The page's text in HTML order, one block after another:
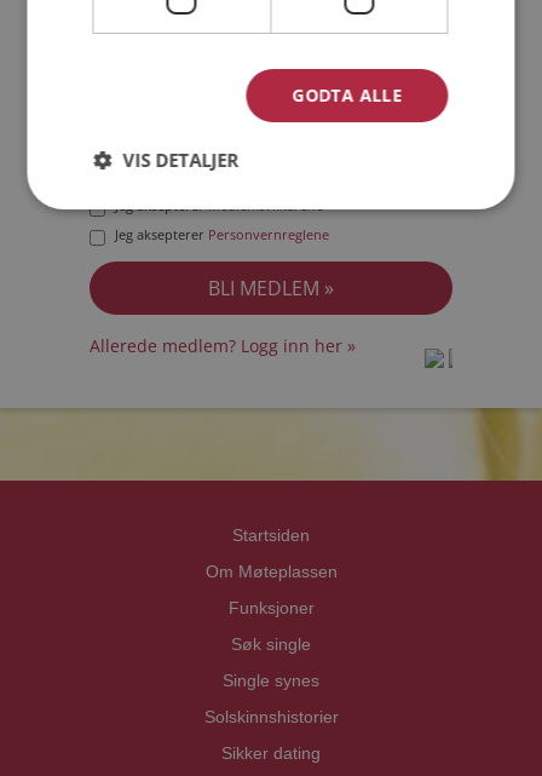
Jeg akseptererMedlemsvilkårene
Jeg aksepterer Personvernreglene
Allerede medlem? Logg inn her »
Startsiden
Om Møteplassen
Funksjoner
Søk single
Single synes
Solskinnshistorier
Sikker dating
GODTA ALLE
VIS DETALJER